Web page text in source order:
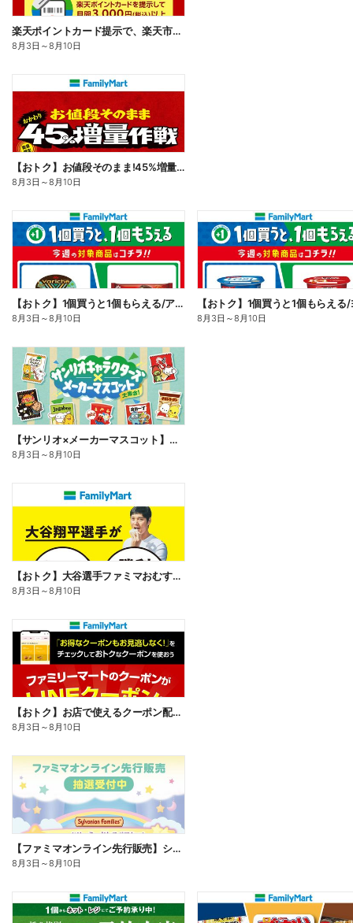
楽天ポイントカード提示で、楽天市場でのお買い物がおトクに!
8月3日 ～8月10日
【おトク】お値段そのまま!45%増量作戦!
8月3日 ～8月10日
【おトク】1個買うと1個もらえる/アイス
8月3日 ～8月10日 8月3日 ～8月10日
【サンリオ×メーカーマスコット】オリジナルグッズ貰える!
8月3日 ～8月10日
【おトク】大谷選手ファミマおむすび割
8月3日 ～8月10日
【おトク】お店で使えるクーポン配信中
8月3日 ～8月10日
【ファミマオンライン先行販売】シルバニアファミリー
8月3日 ～8月10日